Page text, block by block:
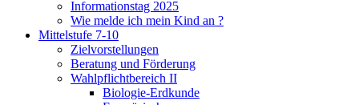
Informationstag 2025
Wie melde ich mein Kind an ?
Mittelstufe 7-10
Zielvorstellungen
Beratung und Förderung
Wahlpflichtbereich II
Biologie-Erdkunde